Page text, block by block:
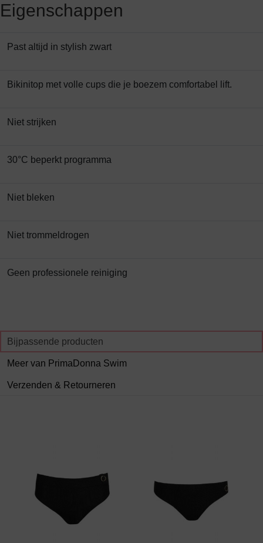
Eigenschappen
Past altijd in stylish zwart
Bikinitop met volle cups die je boezem comfortabel lift.
Niet strijken
30°C beperkt programma
Niet bleken
Niet trommeldrogen
Geen professionele reiniging
Bijpassende producten
Meer van PrimaDonna Swim
Verzenden & Retourneren